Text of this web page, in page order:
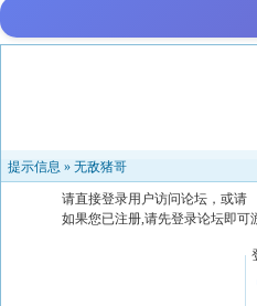
提示信息 » 无敌猪哥
请直接登录用户访问论坛，或请
如果您已注册,请先登录论坛即可